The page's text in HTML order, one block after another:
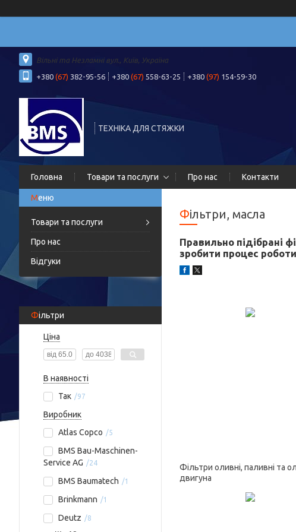
Вільні та Незламні вул., Київ, Україна
+380 (67) 382-95-56 +380 (67) 558-63-25 +380 (97) 154-59-30
ТЕХНІКА ДЛЯ СТЯЖКИ
Головна Товари та послуги Про нас Контакти
Товари та послуги
Про нас
Відгуки
Фільтри
Ціна
В наявності
Так
97
Виробник
Atlas Copco
5
BMS Bau-Maschinen-
Service AG
24
BMS Baumatech 1
Brinkmann 1
Deutz 8
Фільтри, масла
Правильно підібрані
зробити процес
Фільтри оливні, паливні та
двигуна